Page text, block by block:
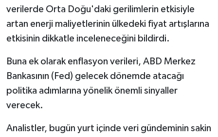
verilerde Orta Doğu'daki gerilimlerin etkisiyle
artan enerji maliyetlerinin ülkedeki fiyat artışlarına
etkisinin dikkatle inceleneceğini bildirdi.
Buna ek olarak enflasyon verileri, ABD Merkez
Bankasının (Fed) gelecek dönemde atacağı
politika adımlarına yönelik önemli sinyaller
verecek.
Analistler, bugün yurt içinde veri gündeminin sakin